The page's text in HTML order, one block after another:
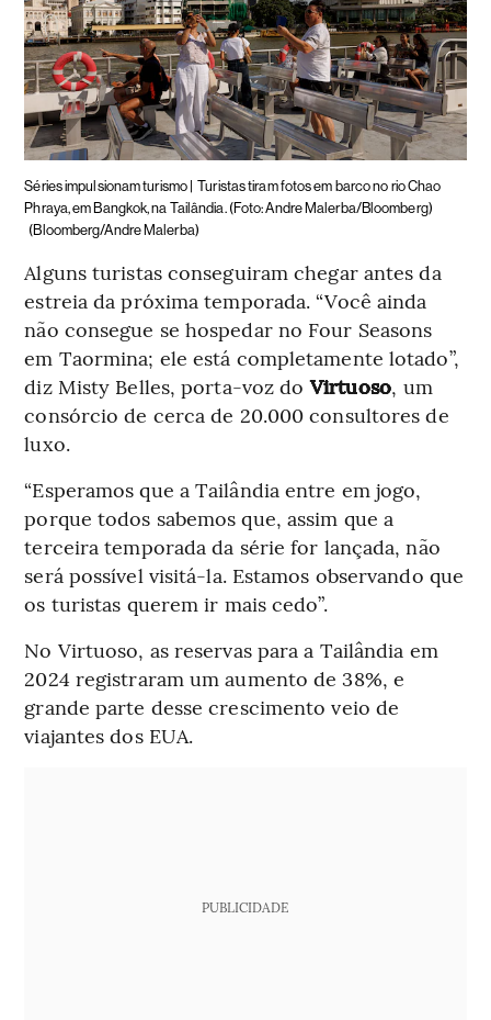
Séries impulsionam turismo |
Turistas tiram fotos em barco no rio Chao
Phraya, em Bangkok, na Tailândia. (Foto: Andre Malerba/Bloomberg)
(Bloomberg/Andre Malerba)
Alguns turistas conseguiram chegar antes da
estreia da próxima temporada. “Você ainda
não consegue se hospedar no Four Seasons
em Taormina; ele está completamente lotado”,
diz Misty Belles, porta-voz doVirtuoso, um
consórcio de cerca de 20.000 consultores de
luxo.
“Esperamos que a Tailândia entre em jogo,
porque todos sabemos que, assim que a
terceira temporada da série for lançada, não
será possível visitá-la. Estamos observando que
os turistas querem ir mais cedo”.
No Virtuoso, as reservas para a Tailândia em
2024 registraram um aumento de 38%, e
grande parte desse crescimento veio de
viajantes dos EUA.
PUBLICIDADE